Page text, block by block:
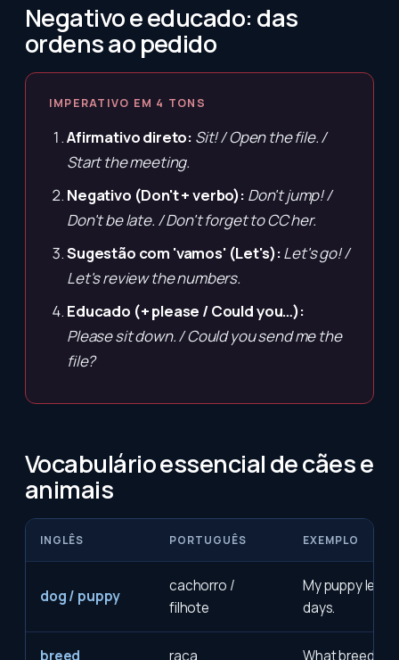
Negativo e educado: das
ordens ao pedido
IMPERATIVO EM 4 TONS
Afirmativo direto: Sit! / Open the file. /
Start the meeting.
Negativo (Don't + verbo): Don't jump! /
Don't be late. / Don't forget to CC her.
Sugestão com 'vamos' (Let's):Let's go! /
Let's review the numbers.
Educado (+ please / Could you…):
Please sit down. / Could you send me the
file?
Vocabulário essencial de cães e
animais
INGLÊS PORTUGUÊS EXEMPLO
dog / puppy
cachorro /
filhote
My puppy
days.
breed raça What breed is